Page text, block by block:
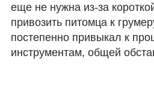
еще не нужна из-за
привозить питомца к
постепенно привыкал к
инструментам, общей